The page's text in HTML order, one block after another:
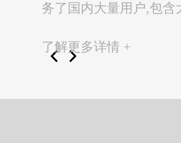
务了国内大量用户,包
了解更多详情 +